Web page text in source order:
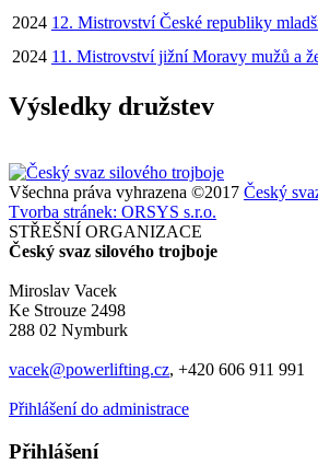
2024 12. Mistrovství České republiky
2024 11. Mistrovství jižní Moravy mužů a
Výsledky družstev
Všechna práva vyhrazena ©2017 Český
Tvorba stránek: ORSYS s.r.o.
STŘEŠNÍ ORGANIZACE
Český svaz silového trojboje
Miroslav Vacek
Ke Strouze 2498
288 02 Nymburk
vacek@powerlifting.cz, +420 606 911 991
Přihlášení do administrace
Přihlášení